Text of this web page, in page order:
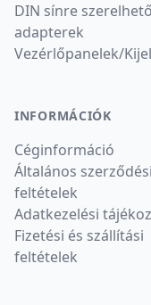
DIN sínre szerelhető
adapterek
Vezérlőpanelek/
INFORMÁCIÓK
Céginformáció
Általános szerződési
feltételek
Adatkezelési
Fizetési és szállítási
feltételek